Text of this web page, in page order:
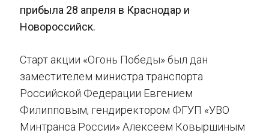
прибыла 28 апреля в Краснодар и
Новороссийск.
Старт акции «Огонь Победы» был дан
заместителем министра транспорта
Российской Федерации Евгением
Филипповым, гендиректором ФГУП «УВО
Минтранса России» Алексеем Ковыршиным